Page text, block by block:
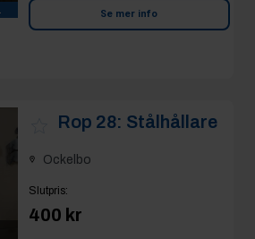
Se mer info
Rop 28: Stålhållare
Ockelbo
Slutpris:
400 kr